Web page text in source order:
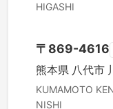
HIGASHI
〒 869-4616
熊本県 八代市
KUMAMOTO
NISHI